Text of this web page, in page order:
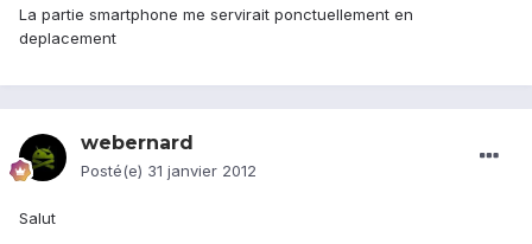
La partie smartphone me servirait ponctuellement en
deplacement
webernard
Posté(e) 31 janvier 2012
Salut